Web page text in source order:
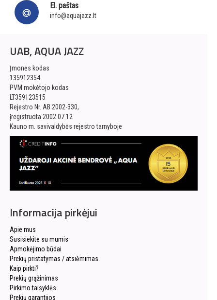
El. paštas
info@aquajazz.lt
UAB, AQUA JAZZ
Įmonės kodas
135912354
PVM mokėtojo kodas
LT359123515
Rejestro Nr. AB 2002-330,
įregistruota 2002.07.12
Kauno m. savivaldybės rejestro tarnyboje
Informacija pirkėjui
Apie mus
Susisiekite su mumis
Apmokėjimo būdai
Prekių pristatymas / atsiėmimas
Kaip pirkti?
Prekių grąžinimas
Pirkimo taisyklės
Prekių garantijos